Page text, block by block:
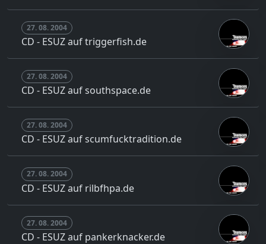
27. 08. 2004
CD - ESUZ auf triggerfish.de
27. 08. 2004
CD - ESUZ auf southspace.de
27. 08. 2004
CD - ESUZ auf scumfucktradition.de
27. 08. 2004
CD - ESUZ auf rilbfhpa.de
27. 08. 2004
CD - ESUZ auf pankerknacker.de